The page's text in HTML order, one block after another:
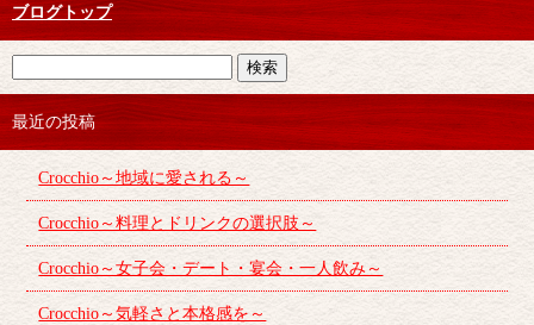
ブログトップ
最近の投稿
Crocchio～地域に愛される～
Crocchio～料理とドリンクの選択肢～
Crocchio～女子会・デート・宴会・一人飲み～
Crocchio～気軽さと本格感を～